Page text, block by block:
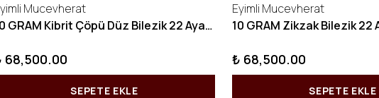
Mucevherat
10 GRAM Kibrit Çöpü Düz Bilezik 22 Ayar 22BLZ001
68,500.00
SEPETE EKLE
Eyimli Mucevherat
₺ 68,500.00
SEPETE EKLE